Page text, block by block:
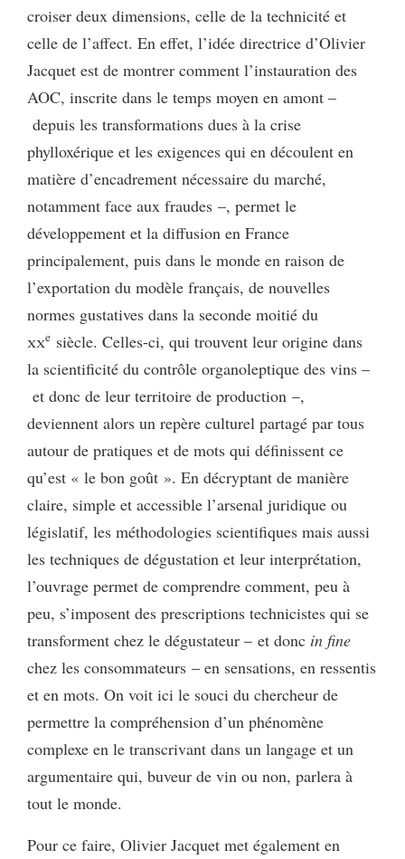
croiser deux dimensions, celle de la technicité et
celle de l’affect. En effet, l’idée directrice d’Olivier
Jacquet est de montrer comment l’instauration des
AOC, inscrite dans le temps moyen en amont –
depuis les transformations dues à la crise
phylloxérique et les exigences qui en découlent en
matière d’encadrement nécessaire du marché,
notamment face aux fraudes –, permet le
développement et la diffusion en France
principalement, puis dans le monde en raison de
l’exportation du modèle français, de nouvelles
normes gustatives dans la seconde moitié du
xxe siècle. Celles-ci, qui trouvent leur origine dans
la scientificité du contrôle organoleptique des vins –
et donc de leur territoire de production –,
deviennent alors un repère culturel partagé par tous
autour de pratiques et de mots qui définissent ce
qu’est « le bon goût ». En décryptant de manière
claire, simple et accessible l’arsenal juridique ou
législatif, les méthodologies scientifiques mais aussi
les techniques de dégustation et leur interprétation,
l’ouvrage permet de comprendre comment, peu à
peu, s’imposent des prescriptions technicistes qui se
transforment chez le dégustateur – et donc in fine
chez les consommateurs – en sensations, en ressentis
et en mots. On voit ici le souci du chercheur de
permettre la compréhension d’un phénomène
complexe en le transcrivant dans un langage et un
argumentaire qui, buveur de vin ou non, parlera à
tout le monde.
Pour ce faire, Olivier Jacquet met également en